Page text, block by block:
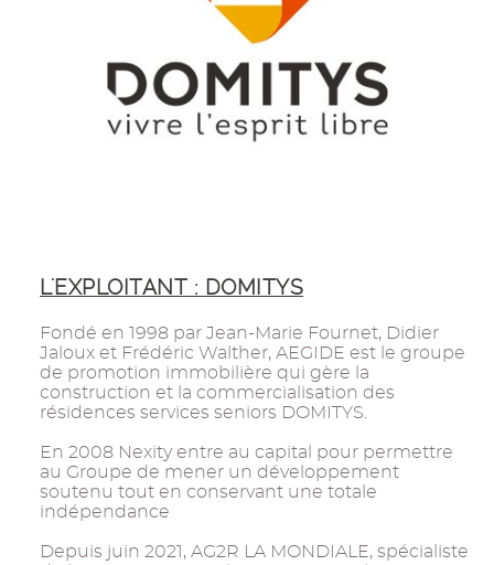
L'EXPLOITANT : DOMITYS
Fondé en 1998 par Jean-Marie Fournet, Didier
Jaloux et Frédéric Walther, AEGIDE est le groupe
de promotion immobilière qui gère la
construction et la commercialisation des
résidences services seniors DOMITYS.
En 2008 Nexity entre au capital pour permettre
au Groupe de mener un développement
soutenu tout en conservant une totale
indépendance
Depuis juin 2021, AG2R LA MONDIALE, spécialiste